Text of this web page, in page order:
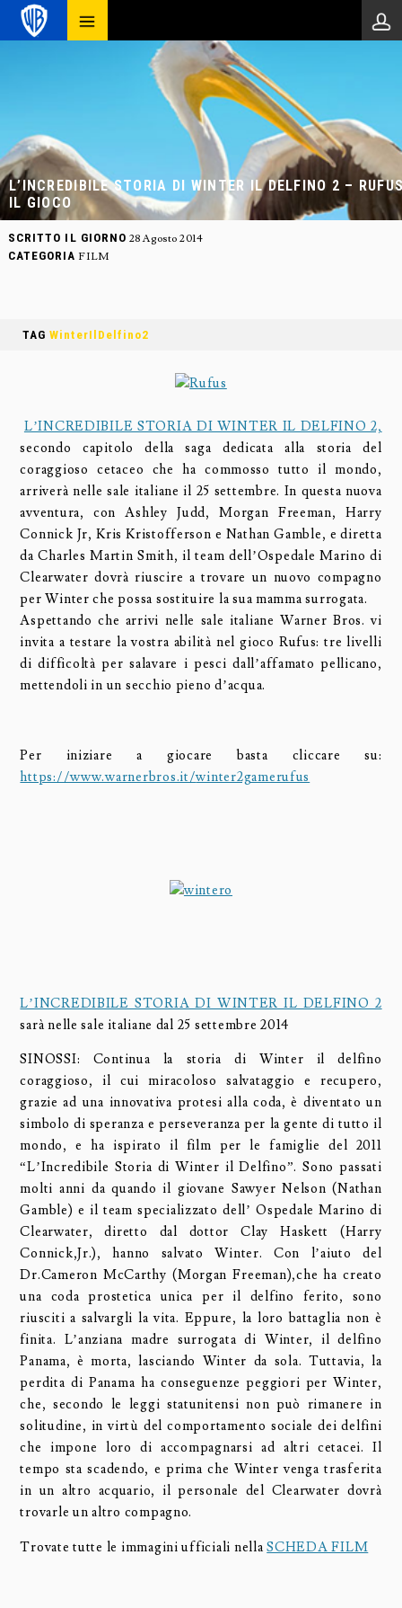
L’INCREDIBILE STORIA DI WINTER IL DELFINO 2 –
IL GIOCO
SCRITTO IL GIORNO 28 Agosto 2014
CATEGORIA FILM
TAGWinterIlDelfino2
L’INCREDIBILE STORIA DI WINTER IL DELFINO 2,
secondo capitolo della saga dedicata alla storia del
coraggioso cetaceo che ha commosso tutto il mondo,
arriverà nelle sale italiane il 25 settembre. In questa nuova
avventura, con Ashley Judd, Morgan Freeman, Harry
Connick Jr, Kris Kristofferson e Nathan Gamble, e diretta
da Charles Martin Smith, il team dell’Ospedale Marino di
Clearwater dovrà riuscire a trovare un nuovo compagno
per Winter che possa sostituire la sua mamma surrogata.
Aspettando che arrivi nelle sale italiane Warner Bros. vi
invita a testare la vostra abilità nel gioco Rufus: tre livelli
di difficoltà per salavare i pesci dall’affamato pellicano,
mettendoli in un secchio pieno d’acqua.
Per iniziare a giocare basta cliccare su:
https://www.warnerbros.it/winter2gamerufus
L’INCREDIBILE STORIA DI WINTER IL DELFINO 2
sarà nelle sale italiane dal 25 settembre 2014
SINOSSI: Continua la storia di Winter il delfino
coraggioso, il cui miracoloso salvataggio e recupero,
grazie ad una innovativa protesi alla coda, è diventato un
simbolo di speranza e perseveranza per la gente di tutto il
mondo, e ha ispirato il film per le famiglie del 2011
“L’Incredibile Storia di Winter il Delfino”. Sono passati
molti anni da quando il giovane Sawyer Nelson (Nathan
Gamble) e il team specializzato dell’ Ospedale Marino di
Clearwater, diretto dal dottor Clay Haskett (Harry
Connick,Jr.), hanno salvato Winter. Con l’aiuto del
Dr.Cameron McCarthy (Morgan Freeman),che ha creato
una coda prostetica unica per il delfino ferito, sono
riusciti a salvargli la vita. Eppure, la loro battaglia non è
finita. L’anziana madre surrogata di Winter, il delfino
Panama, è morta, lasciando Winter da sola. Tuttavia, la
perdita di Panama ha conseguenze peggiori per Winter,
che, secondo le leggi statunitensi non può rimanere in
solitudine, in virtù del comportamento sociale dei delfini
che impone loro di accompagnarsi ad altri cetacei. Il
tempo sta scadendo, e prima che Winter venga trasferita
in un altro acquario, il personale del Clearwater dovrà
trovarle un altro compagno.
Trovate tutte le immagini ufficiali nellaSCHEDA FILM